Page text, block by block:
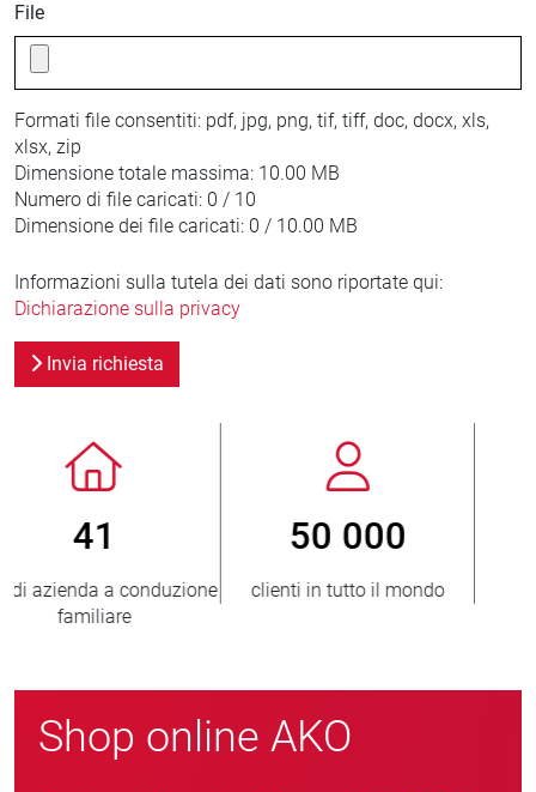
File
Formati file consentiti: pdf, jpg, png, tif, tiff, doc, docx, xls,
xlsx, zip
Dimensione totale massima: 10.00 MB
Numero di file caricati: 0 / 10
Dimensione dei file caricati: 0 / 10.00 MB
Informazioni sulla tutela dei dati sono riportate qui:
Dichiarazione sulla privacy
Invia richiesta
nuovi clienti/anno
> 3 500 000
unità vendute
Shop online AKO